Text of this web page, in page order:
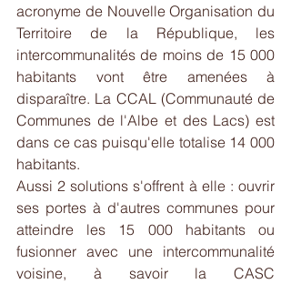
acronyme de Nouvelle Organisation du
Territoire de la République, les
intercommunalités de moins de 15 000
habitants vont être amenées à
disparaître. La CCAL (Communauté de
Communes de l'Albe et des Lacs) est
dans ce cas puisqu'elle totalise 14 000
habitants.
Aussi 2 solutions s'offrent à elle : ouvrir
ses portes à d'autres communes pour
atteindre les 15 000 habitants ou
fusionner avec une intercommunalité
voisine, à savoir la CASC